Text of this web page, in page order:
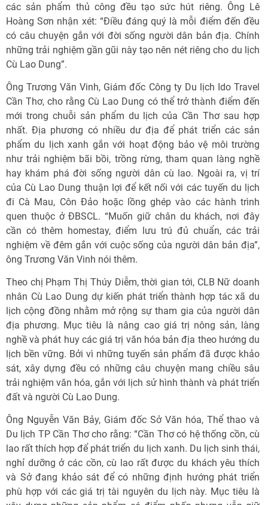
các sản phẩm thủ công đều tạo sức hút riêng. Ông Lê
Hoàng Sơn nhận xét: “Điều đáng quý là mỗi điểm đến đều
có câu chuyện gắn với đời sống người dân bản địa. Chính
những trải nghiệm gần gũi này tạo nên nét riêng cho du lịch
Cù Lao Dung”.
Ông Trương Văn Vinh, Giám đốc Công ty Du lịch Ido Travel
Cần Thơ, cho rằng Cù Lao Dung có thể trở thành điểm đến
mới trong chuỗi sản phẩm du lịch của Cần Thơ sau hợp
nhất. Địa phương có nhiều dư địa để phát triển các sản
phẩm du lịch xanh gắn với hoạt động bảo vệ môi trường
như trải nghiệm bãi bồi, trồng rừng, tham quan làng nghề
hay khám phá đời sống người dân cù lao. Ngoài ra, vị trí
của Cù Lao Dung thuận lợi để kết nối với các tuyến du lịch
đi Cà Mau, Côn Đảo hoặc lồng ghép vào các hành trình
quen thuộc ở ĐBSCL. “Muốn giữ chân du khách, nơi đây
cần có thêm homestay, điểm lưu trú đủ chuẩn, các trải
nghiệm về đêm gắn với cuộc sống của người dân bản địa”,
ông Trương Văn Vinh nói thêm.
Theo chị Phạm Thị Thúy Diễm, thời gian tới, CLB Nữ doanh
nhân Cù Lao Dung dự kiến phát triển thành hợp tác xã du
lịch cộng đồng nhằm mở rộng sự tham gia của người dân
địa phương. Mục tiêu là nâng cao giá trị nông sản, làng
nghề và phát huy các giá trị văn hóa bản địa theo hướng du
lịch bền vững. Bởi vì những tuyến sản phẩm đã được khảo
sát, xây dựng đều có những câu chuyện mang chiều sâu
trải nghiệm văn hóa, gắn với lịch sử hình thành và phát triển
đất và người Cù Lao Dung.
Ông Nguyễn Văn Bảy, Giám đốc Sở Văn hóa, Thể thao và
Du lịch TP Cần Thơ cho rằng: “Cần Thơ có hệ thống cồn, cù
lao rất thích hợp để phát triển du lịch xanh. Du lịch sinh thái,
nghỉ dưỡng ở các cồn, cù lao rất được du khách yêu thích
và Sở đang khảo sát để có những định hướng phát triển
phù hợp với các giá trị tài nguyên du lịch này. Mục tiêu là